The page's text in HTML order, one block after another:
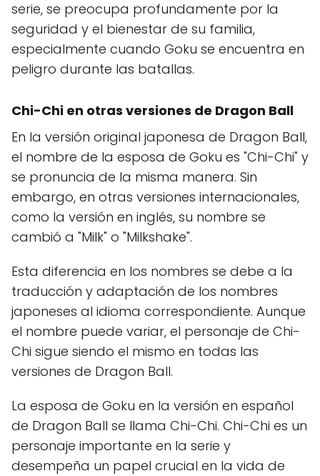
serie, se preocupa profundamente por la
seguridad y el bienestar de su familia,
especialmente cuando Goku se encuentra en
peligro durante las batallas.
Chi-Chi en otras versiones de Dragon Ball
En la versión original japonesa de Dragon Ball,
el nombre de la esposa de Goku es "Chi-Chi" y
se pronuncia de la misma manera. Sin
embargo, en otras versiones internacionales,
como la versión en inglés, su nombre se
cambió a "Milk" o "Milkshake".
Esta diferencia en los nombres se debe a la
traducción y adaptación de los nombres
japoneses al idioma correspondiente. Aunque
el nombre puede variar, el personaje de Chi-
Chi sigue siendo el mismo en todas las
versiones de Dragon Ball.
La esposa de Goku en la versión en español
de Dragon Ball se llama Chi-Chi. Chi-Chi es un
personaje importante en la serie y
desempeña un papel crucial en la vida de